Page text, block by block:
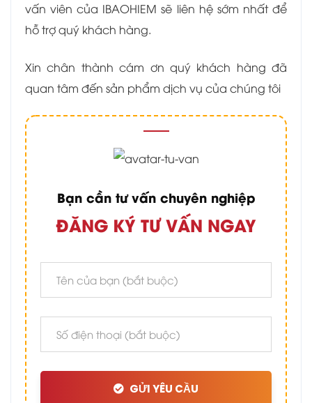
vấn viên của IBAOHIEM sẽ liên hệ sớm nhất để
hỗ trợ quý khách hàng.
Xin chân thành cám ơn quý khách hàng đã
quan tâm đến sản phẩm dịch vụ của chúng tôi
Bạn cần tư vấn chuyên nghiệp
ĐĂNG KÝ TƯ VẤN NGAY
GỬI YÊU CẦU